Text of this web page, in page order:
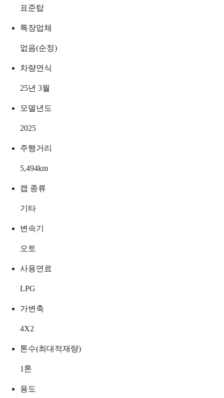
표준탑
특장업체
없음(순정)
차량연식
25년 3월
모델년도
2025
주행거리
5,494km
캡 종류
기타
변속기
오토
사용연료
LPG
가변축
4X2
톤수(최대적재량)
1 톤
용도